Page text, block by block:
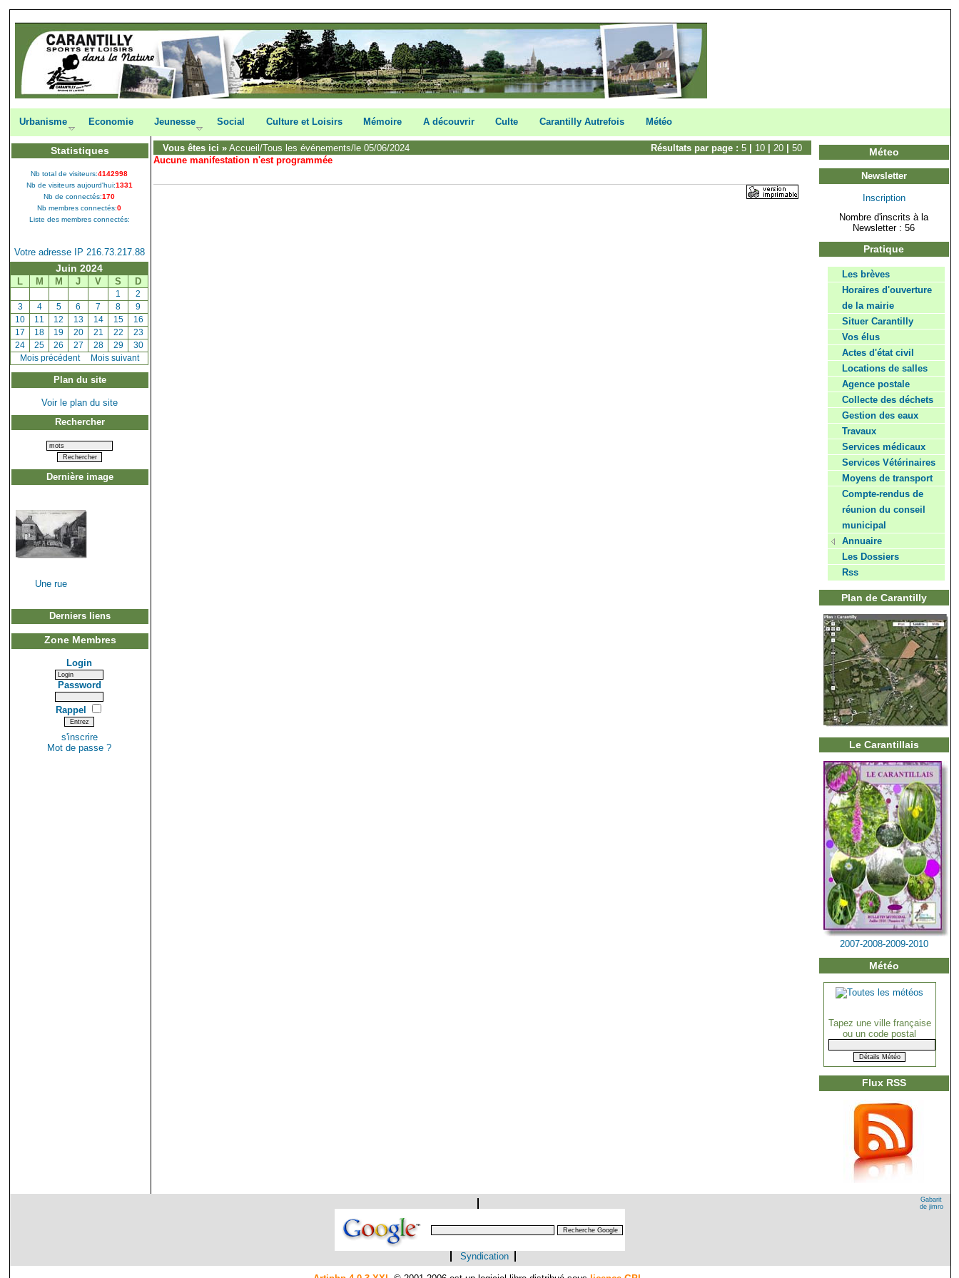
Urbanisme Economie Jeunesse Social Culture et Loisirs Mémoire A découvrir Culte Carantilly Autrefois Météo
Statistiques
Nb total de visiteurs:4142998
Nb de visiteurs aujourd'hui:1331
Nb de connectés:170
Nb membres connectés:0
Liste des membres connectés:
Votre adresse IP 216.73.217.88
Juin 2024
L M M J V S D
[1 [2
[3] [4] [5] [6 [7 [8 [9
[10 [11 [12 [13] [14] [15] [16
[17 [18 [19 [20] [21 [22 [23]
[24 [25 [26 [27 [28] [29] [30]
[Mois précédent] Mois suivant
Plan du site
Voir le plan du site
Rechercher
Dernière image
Une rue
Derniers liens
Zone Membres
Login
Password
Rappel
s'inscrire
Mot de passe ?
Méteo
Newsletter
Inscription
Nombre d'inscrits à la
Newsletter : 56
Pratique
Les brèves
Horaires d'ouverture
de la mairie
Situer Carantilly
Vos élus
Actes d'état civil
Locations de salles
Agence postale
Collecte des déchets
Gestion des eaux
Travaux
Services médicaux
Services Vétérinaires
Moyens de transport
Compte-rendus de
réunion du conseil
municipal
Annuaire
Les Dossiers
Rss
Plan de Carantilly
Le Carantillais
2007-2008-2009-2010
Météo
Tapez une ville française
ou un code postal
Flux RSS
Vous êtes ici » Accueil/Tous les événements/le 05/06/2024 Résultats par page :5 | 10 | 20 |50
Aucune manifestation n'est programmée
Syndication
Gabarit
de jimro